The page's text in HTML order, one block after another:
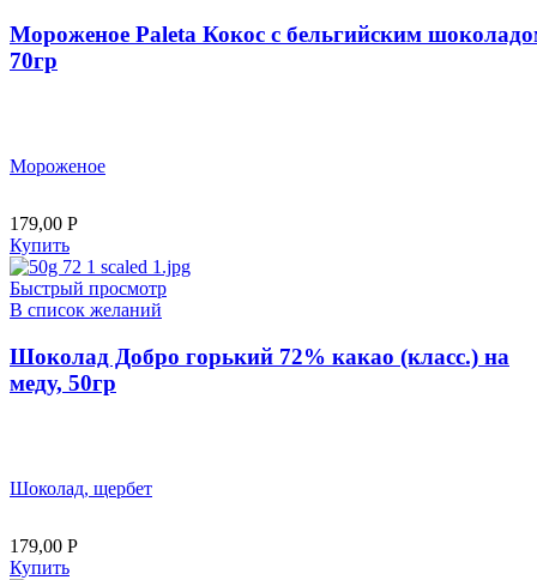
Мороженое Paleta Кокос с бельгийским
70гр
Мороженое
179,00 Р
Купить
Быстрый просмотр
В список желаний
Шоколад Добро горький 72% какао (класс.) на
меду, 50гр
Шоколад, щербет
179,00 Р
Купить